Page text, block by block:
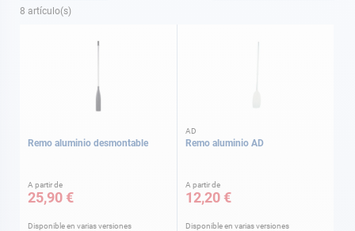
8 artículo(s)
Remo aluminio desmontable
A partir de
25,90 €
Disponible en varias versiones
AD
Remo aluminio AD
A partir de
12,20 €
Disponible en varias versiones